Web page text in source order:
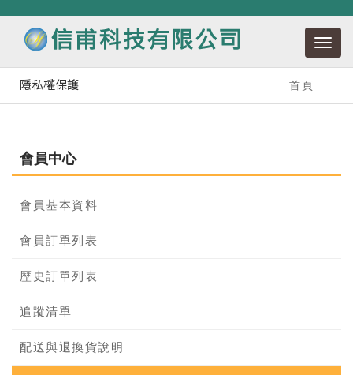
隱私權保護 首頁
會員中心
會員基本資料
會員訂單列表
歷史訂單列表
追蹤清單
配送與退換貨說明